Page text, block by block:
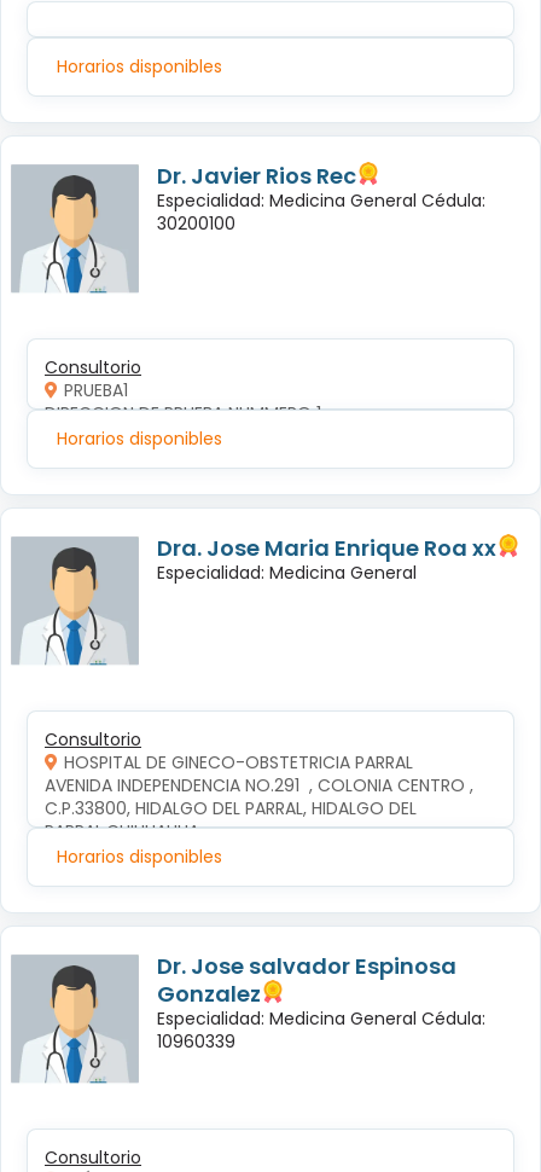
Horarios disponibles
Dr. Javier Rios Rec
Especialidad: Medicina General Cédula:
30200100
Consultorio
PRUEBA1
DIRECCION DE PRUEBA NUMMERO 1
Horarios disponibles
Dra. Jose Maria Enrique Roa xx
Especialidad: Medicina General
Consultorio
HOSPITAL DE GINECO-OBSTETRICIA PARRAL
AVENIDA INDEPENDENCIA NO.291  , COLONIA CENTRO ,
C.P.33800, HIDALGO DEL PARRAL, HIDALGO DEL
PARRAL,CHIHUAHUA
Horarios disponibles
Dr. Jose salvador Espinosa
Gonzalez
Especialidad: Medicina General Cédula:
10960339
Consultorio